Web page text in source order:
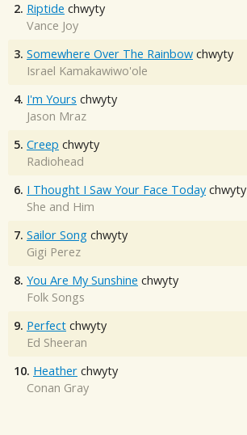
2. Riptide chwyty
Vance Joy
3. Somewhere Over The Rainbow chwyty
Israel Kamakawiwo'ole
4. I'm Yours chwyty
Jason Mraz
5. Creep chwyty
Radiohead
6. I Thought I Saw Your Face Today chwyty
She and Him
7. Sailor Song chwyty
Gigi Perez
8. You Are My Sunshine chwyty
Folk Songs
9. Perfect chwyty
Ed Sheeran
10. Heather chwyty
Conan Gray